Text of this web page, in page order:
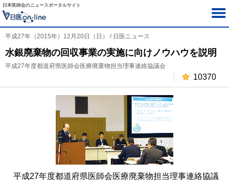
日本医師会のニュースポータルサイト
平成27年（2015年）12月20日（日） / 日医ニュース
水銀廃棄物の回収事業の実施に向けノウハウを説明
平成27年度都道府県医師会医療廃棄物担当理事連絡協議会
10370
平成27年度都道府県医師会医療廃棄物担当理事連絡協議